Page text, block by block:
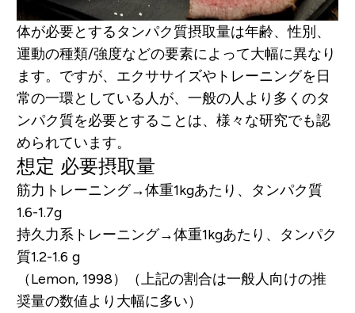
体が必要とするタンパク質摂取量は年齢、性別、
運動の種類/強度などの要素によって大幅に異なり
ます。ですが、エクササイズやトレーニングを日
常の一環としている人が、一般の人より多くのタ
ンパク質を必要とすることは、様々な研究でも認
められています。
想定 必要摂取量
筋力トレーニング→体重1kgあたり、タンパク質
1.6-1.7g
持久力系トレーニング→体重1kgあたり、タンパク
質1.2-1.6 g
（Lemon, 1998）（上記の割合は一般人向けの推
奨量の数値より大幅に多い）